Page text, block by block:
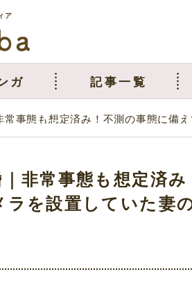
ア
ガ 記事一覧
常事態も想定済み！不測の事態に備
｜非常事態も想定済
を設置していた妻